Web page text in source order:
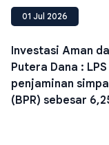
01 Jul 2026
Investasi Aman
Putera Dana :
penjaminan
(BPR) sebesar